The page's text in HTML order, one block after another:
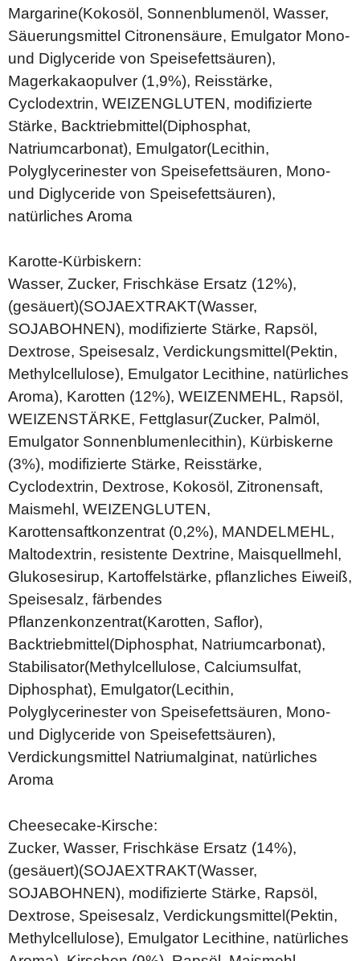
Margarine(Kokosöl, Sonnenblumenöl, Wasser,
Säuerungsmittel Citronensäure, Emulgator Mono-
und Diglyceride von Speisefettsäuren),
Magerkakaopulver (1,9%), Reisstärke,
Cyclodextrin, WEIZENGLUTEN, modifizierte
Stärke, Backtriebmittel(Diphosphat,
Natriumcarbonat), Emulgator(Lecithin,
Polyglycerinester von Speisefettsäuren, Mono-
und Diglyceride von Speisefettsäuren),
natürliches Aroma
Karotte-Kürbiskern:
Wasser, Zucker, Frischkäse Ersatz (12%),
(gesäuert)(SOJAEXTRAKT(Wasser,
SOJABOHNEN), modifizierte Stärke, Rapsöl,
Dextrose, Speisesalz, Verdickungsmittel(Pektin,
Methylcellulose), Emulgator Lecithine, natürliches
Aroma), Karotten (12%), WEIZENMEHL, Rapsöl,
WEIZENSTÄRKE, Fettglasur(Zucker, Palmöl,
Emulgator Sonnenblumenlecithin), Kürbiskerne
(3%), modifizierte Stärke, Reisstärke,
Cyclodextrin, Dextrose, Kokosöl, Zitronensaft,
Maismehl, WEIZENGLUTEN,
Karottensaftkonzentrat (0,2%), MANDELMEHL,
Maltodextrin, resistente Dextrine, Maisquellmehl,
Glukosesirup, Kartoffelstärke, pflanzliches Eiweiß,
Speisesalz, färbendes
Pflanzenkonzentrat(Karotten, Saflor),
Backtriebmittel(Diphosphat, Natriumcarbonat),
Stabilisator(Methylcellulose, Calciumsulfat,
Diphosphat), Emulgator(Lecithin,
Polyglycerinester von Speisefettsäuren, Mono-
und Diglyceride von Speisefettsäuren),
Verdickungsmittel Natriumalginat, natürliches
Aroma
Cheesecake-Kirsche:
Zucker, Wasser, Frischkäse Ersatz (14%),
(gesäuert)(SOJAEXTRAKT(Wasser,
SOJABOHNEN), modifizierte Stärke, Rapsöl,
Dextrose, Speisesalz, Verdickungsmittel(Pektin,
Methylcellulose), Emulgator Lecithine, natürliches